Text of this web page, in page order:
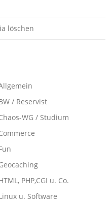
löschen
/ Reservist
WG / Studium
PHP,CGI u. Co.
u. Software